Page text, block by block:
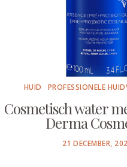
HUID PROFESSIONELE
Cosmetisch water
Derma
POSTED
21 DECEMBER,